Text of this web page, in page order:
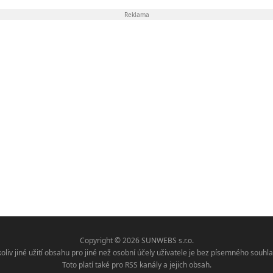
Reklama
Copyright © 2026 SUNWEBS s.r.o.
jiné užití obsahu pro jiné než osobní účely uživatele je bez písemného
Toto platí také pro RSS kanály a jejich obsah.